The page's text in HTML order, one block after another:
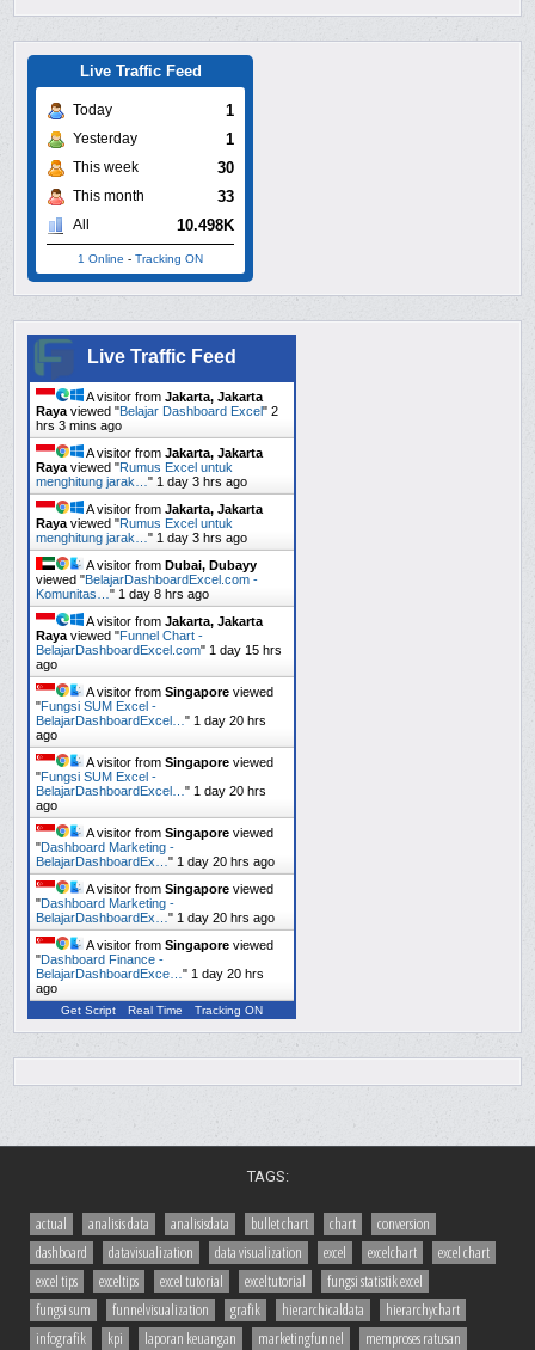
Live Traffic Feed
Today 1
Yesterday 1
This week 30
This month 33
All 10.498K
1 Online -Tracking ON
Live Traffic Feed
A visitor fromJakarta, Jakarta
Raya viewed "Belajar Dashboard Excel"2
hrs 3 mins ago
A visitor fromJakarta, Jakarta
Raya viewed "Rumus Excel untuk
menghitung jarak…" 1 day 3 hrs ago
A visitor fromJakarta, Jakarta
Raya viewed "Rumus Excel untuk
menghitung jarak…" 1 day 3 hrs ago
A visitor fromDubai, Dubayy
viewed "BelajarDashboardExcel.com -
Komunitas…" 1 day 8 hrs ago
A visitor fromJakarta, Jakarta
Raya viewed "Funnel Chart -
BelajarDashboardExcel.com" 1 day 15 hrs
ago
A visitor fromSingapore viewed
"Fungsi SUM Excel -
BelajarDashboardExcel…" 1 day 20 hrs
ago
A visitor fromSingapore viewed
"Fungsi SUM Excel -
BelajarDashboardExcel…" 1 day 20 hrs
ago
A visitor fromSingapore viewed
"Dashboard Marketing -
BelajarDashboardEx…" 1 day 20 hrs ago
A visitor fromSingapore viewed
"Dashboard Marketing -
BelajarDashboardEx…" 1 day 20 hrs ago
A visitor fromSingapore viewed
"Dashboard Finance -
BelajarDashboardExce…" 1 day 20 hrs
ago
Get Script Real Time Tracking ON
TAGS:
actual analisis data analisisdata bullet chart chart
conversion
dashboard
datavisualization data visualization excel excelchart
excel chart
excel tips
exceltips excel tutorial exceltutorial
fungsi statistik excel
fungsi sum
funnelvisualization grafik hierarchicaldata
hierarchychart
infografik
kpi laporan keuangan marketingfunnel
memproses ratusan